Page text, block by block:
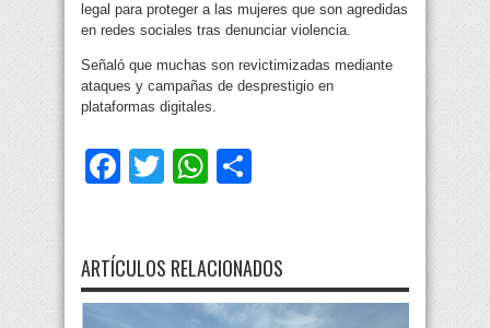
legal para proteger a las mujeres que son agredidas
en redes sociales tras denunciar violencia.
Señaló que muchas son revictimizadas mediante
ataques y campañas de desprestigio en
plataformas digitales.
Facebook
TwitterWhatsApp
ARTÍCULOS RELACIONADOS